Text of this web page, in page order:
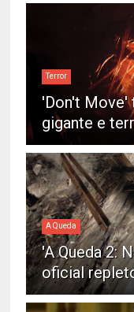
Terror
'Don't Move'
gigante e
A Queda
'A Queda 2:
oficial